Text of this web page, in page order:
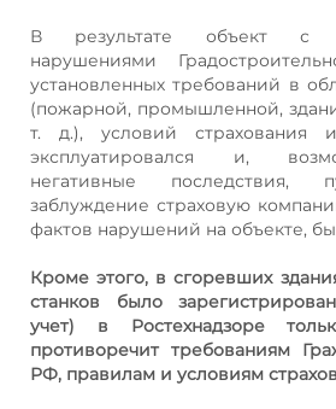
В результате объект с
нарушениями
установленных требований в
(пожарной, промышленной,
т. д.), условий страхования
эксплуатировался и,
негативные
заблуждение страховую
фактов нарушений на объекте,
Кроме этого, в сгоревших
станков было
учет) в Ростехнадзоре
противоречит требованиям
РФ, правилам и условиям